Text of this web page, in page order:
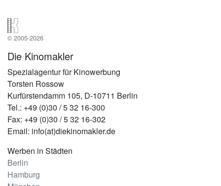
© 2005-2026
Die Kinomakler
Spezialagentur für Kinowerbung
Torsten Rossow
Kurfürstendamm 105, D-10711 Berlin
Tel.: +49 (0)30 / 5 32 16-300
Fax: +49 (0)30 / 5 32 16-302
Email: info(at)diekinomakler.de
Werben in Städten
Berlin
Hamburg